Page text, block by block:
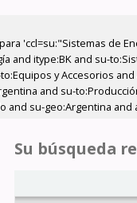
'ccl=su:"Sistemas de
and itype:BK and su-
y Accesorios
and su-
and su-geo:Argentina and
Su búsqueda